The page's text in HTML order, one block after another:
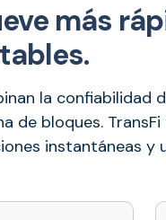
más
la confiabilidad
de bloques.
instantáneas y